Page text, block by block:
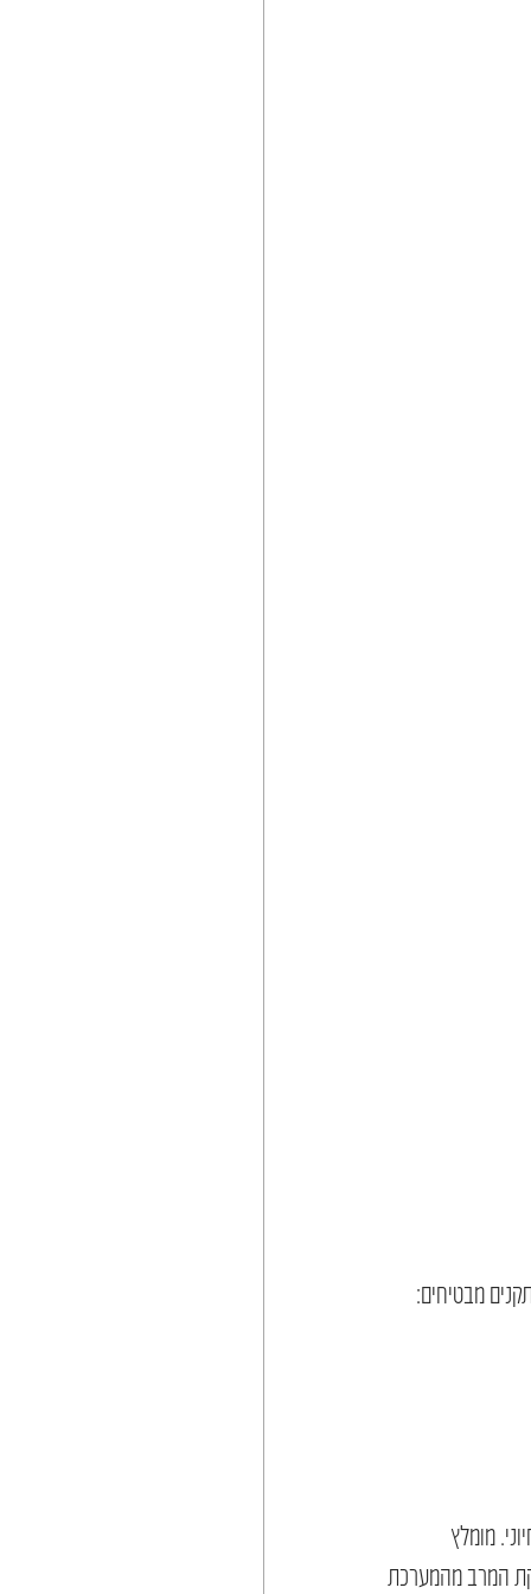
מבטיחים:
מומלץ
המרב מהמערכת